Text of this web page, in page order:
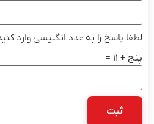
لطفا پاسخ را به عدد انگلیسی وارد کنید:
پنج + 11 =